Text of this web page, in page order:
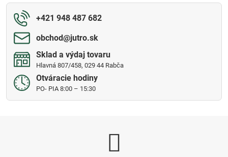
+421 948 487 682
obchod​@jutro​.sk
Sklad a výdaj tovaru
Hlavná 807/458, 029 44 Rabča
Otváracie hodiny
PO- PIA 8:00 – 15:30